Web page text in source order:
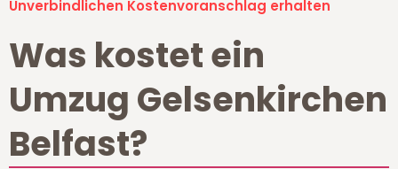
Unverbindlichen Kostenvoranschlag erhalten
Was kostet ein
Umzug Gelsenkirchen
Belfast?